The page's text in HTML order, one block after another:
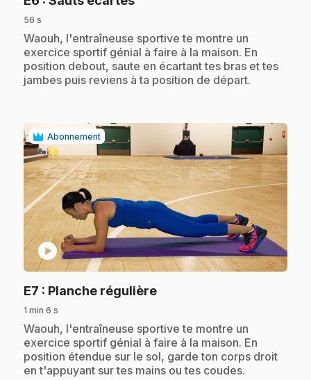
56 s
.Waouh, l'entraîneuse sportive te montre un
exercice sportif génial à faire à la maison. En
position debout, saute en écartant tes bras et tes
jambes puis reviens à ta position de départ.
Abonnement
play_circle
E7 : Planche régulière.
1 min 6 s
.Waouh, l'entraîneuse sportive te montre un
exercice sportif génial à faire à la maison. En
position étendue sur le sol, garde ton corps droit
en t'appuyant sur tes mains ou tes coudes.